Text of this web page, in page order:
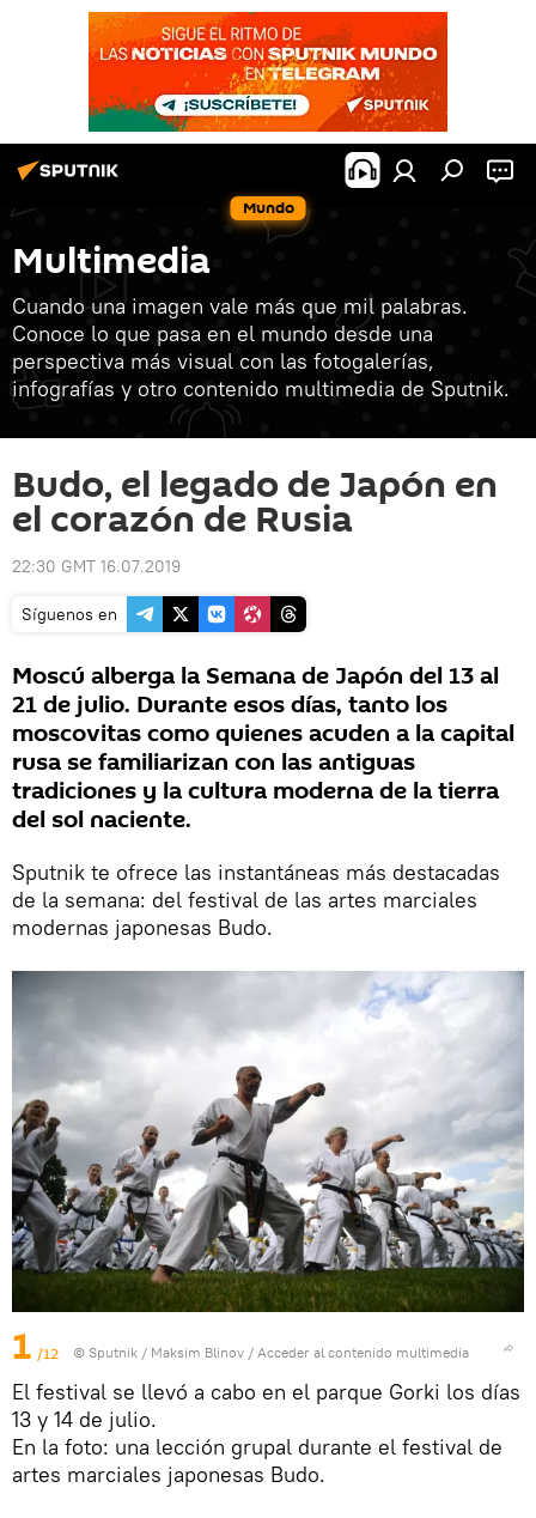
Mundo
Multimedia
Cuando una imagen vale más que mil palabras.
Conoce lo que pasa en el mundo desde una
perspectiva más visual con las fotogalerías,
infografías y otro contenido multimedia de Sputnik.
Budo, el legado de Japón en
el corazón de Rusia
22:30 GMT 16.07.2019
Síguenos en
Moscú alberga la Semana de Japón del 13 al
21 de julio. Durante esos días, tanto los
moscovitas como quienes acuden a la capital
rusa se familiarizan con las antiguas
tradiciones y la cultura moderna de la tierra
del sol naciente.
Sputnik te ofrece las instantáneas más destacadas
de la semana: del festival de las artes marciales
modernas japonesas Budo.
1 /12 © Sputnik / Maksim Blinov / Acceder al contenido multimedia
El festival se llevó a cabo en el parque Gorki los días
13 y 14 de julio.
En la foto: una lección grupal durante el festival de
artes marciales japonesas Budo.